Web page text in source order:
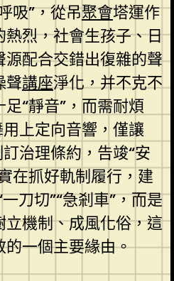
吸”，從吊聚會塔運作
烈，社會生孩子、日
配合交錯出復雜的聲
聲講座淨化，并不克不
“靜音”，而需耐煩
上定向音響，僅讓
治理條約，告竣“安
在抓好軌制履行，建
刀切”“急剎車”，而是
機制、成風化俗，這
一個主要緣由。